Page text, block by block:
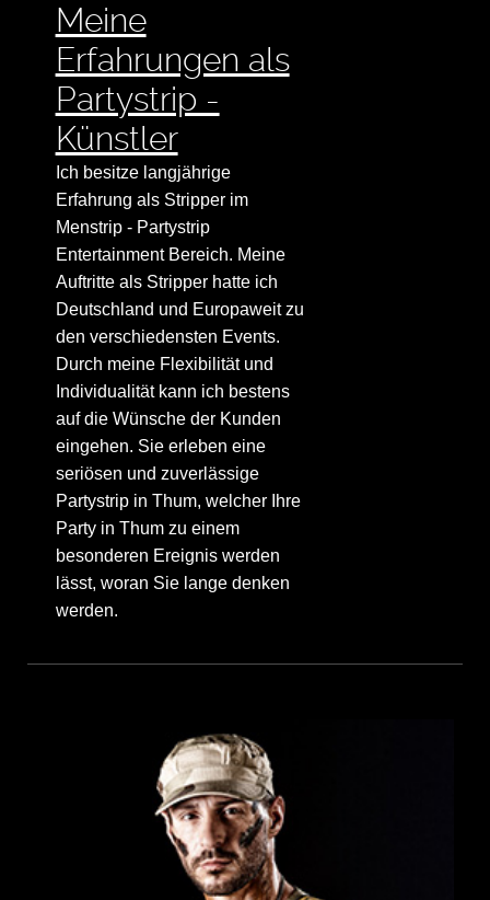
Meine
Erfahrungen als
Partystrip -
Künstler
Ich besitze langjährige
Erfahrung als Stripper im
Menstrip - Partystrip
Entertainment Bereich. Meine
Auftritte als Stripper hatte ich
Deutschland und Europaweit zu
den verschiedensten Events.
Durch meine Flexibilität und
Individualität kann ich bestens
auf die Wünsche der Kunden
eingehen. Sie erleben eine
seriösen und zuverlässige
Partystrip in Thum, welcher Ihre
Party in Thum zu einem
besonderen Ereignis werden
lässt, woran Sie lange denken
werden.